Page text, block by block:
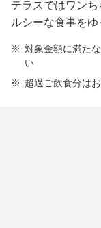
テラスではワン
ルシーな食事を
対象金額に満た
い
超過ご飲食分は